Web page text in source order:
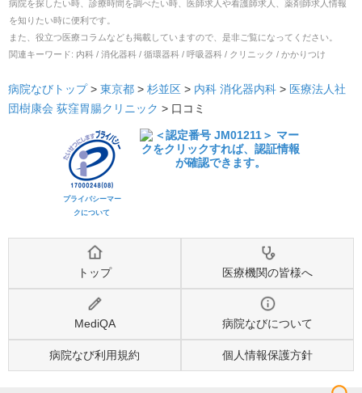
病院を探したい時、診療時間を調べたい時、医師求人や看護師求人、薬剤師求人情報
を知りたい時に便利です。
また、役立つ医療コラムなども掲載していますので、是非ご覧になってください。
関連キーワード: 内科 / 消化器科 / 循環器科 / 呼吸器科 / クリニック / かかりつけ
病院なびトップ > 東京都 > 杉並区 > 内科 消化器内科 > 医療法人社
団樹康会 荻窪胃腸クリニック > 口コミ
プライバシーマー
クについて
トップ 医療機関の皆様へ
MediQA 病院なびについて
病院なび利用規約 個人情報保護方針